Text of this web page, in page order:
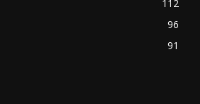
112
96
91